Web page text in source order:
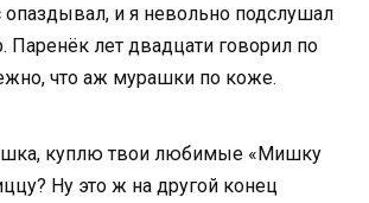
опаздывал, и я невольно подслушал
Паренёк лет двадцати говорил по
что аж мурашки по коже.
куплю твои любимые «Мишку
Ну это ж на другой конец